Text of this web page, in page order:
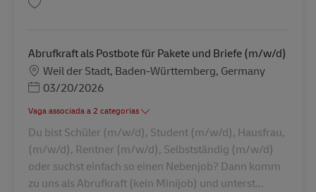
Abrufkraft als Postbote für Pakete und Briefe (m/w/d)
Localização
Weil der Stadt, Baden-Württemberg, Germany
Posted Date
03/20/2026
Vaga associada a 2 categorias
Du bist Schüler (m/w/d), Student (m/w/d), Hausfrau,
(m/w/d), Rentner (m/w/d), Selbstständig (m/w/d)
oder suchst einfach so einen Nebenjob? Dann komm
zu uns als Abrufkraft (kein Minijob) und unterst...